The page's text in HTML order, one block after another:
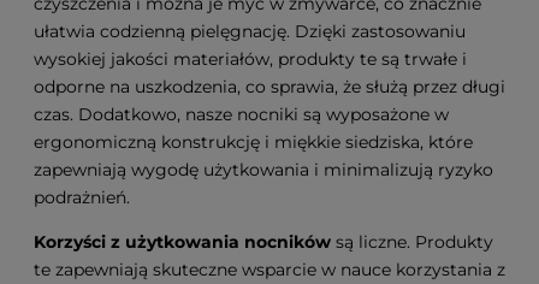
ułatwia codzienną pielęgnację. Dzięki zastosowaniu
wysokiej jakości materiałów, produkty te są trwałe i
odporne na uszkodzenia, co sprawia, że służą przez długi
czas. Dodatkowo, nasze nocniki są wyposażone w
ergonomiczną konstrukcję i miękkie siedziska, które
zapewniają wygodę użytkowania i minimalizują ryzyko
podrażnień.
Korzyści z użytkowania nocników są liczne. Produkty
te zapewniają skuteczne wsparcie w nauce korzystania z